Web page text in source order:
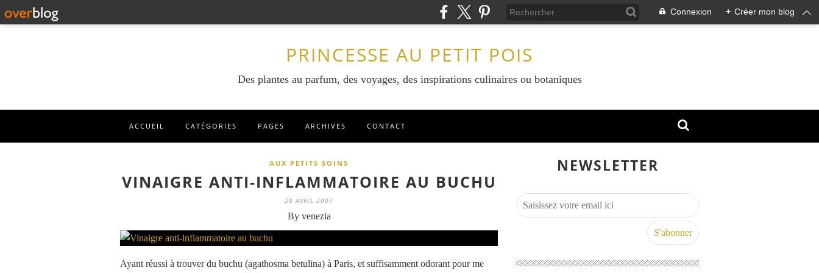
Connexion + Créer mon blog
PRINCESSE AU PETIT POIS
Des plantes au parfum, des voyages, des inspirations culinaires ou botaniques
ACCUEIL CATÉGORIES PAGES ARCHIVES CONTACT
AUX PETITS SOINS
VINAIGRE ANTI-INFLAMMATOIRE AU BUCHU
29 AVRIL 2007
By venezia
Ayant réussi à trouver du buchu (agathosma betulina) à Paris, et suffisamment odorant pour me
NEWSLETTER